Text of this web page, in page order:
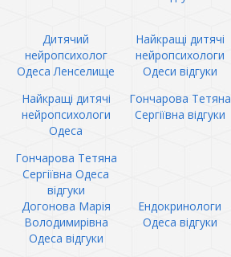
Дитячий
нейропсихолог
Одеса Ленселище
Найкращі дитячі
нейропсихологи
Одеси відгуки
Найкращі дитячі
нейропсихологи
Одеса
Гончарова Тетяна
Сергіївна відгуки
Гончарова Тетяна
Сергіївна Одеса
відгуки
Догонова Марія
Володимирівна
Одеса відгуки
Ендокринологи
Одеса відгуки